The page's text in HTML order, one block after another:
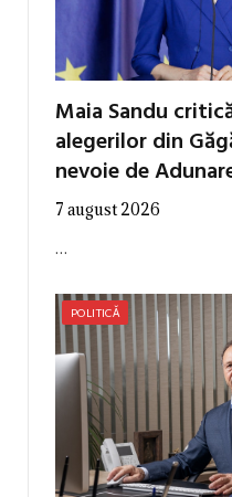
Maia Sandu
alegerilor din
nevoie de
7 august 2026
…
POLITICĂ